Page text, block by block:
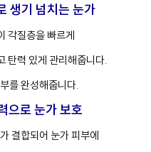
생기 넘치는 눈가
각질층을 빠르게
탄력 있게 관리해줍니다.
를 완성해줍니다.
으로 눈가 보호
결합되어 눈가 피부에